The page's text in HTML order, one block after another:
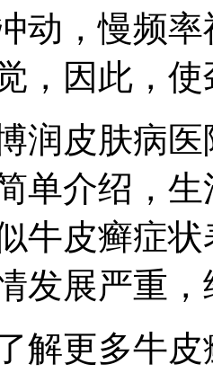
动，慢频
，因此，
润皮肤病
单介绍，
牛皮癣症
发展严重
解更多牛